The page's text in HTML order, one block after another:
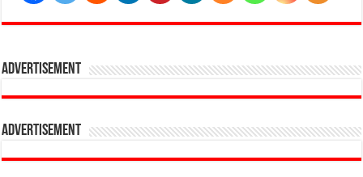
Advertisement
Advertisement